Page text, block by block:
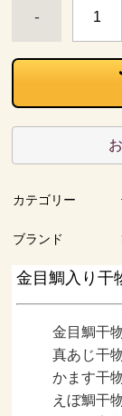
-
カテゴリー
ブランド
金目鯛入り干
金目鯛干
真あじ干
かます干
えぼ鯛干